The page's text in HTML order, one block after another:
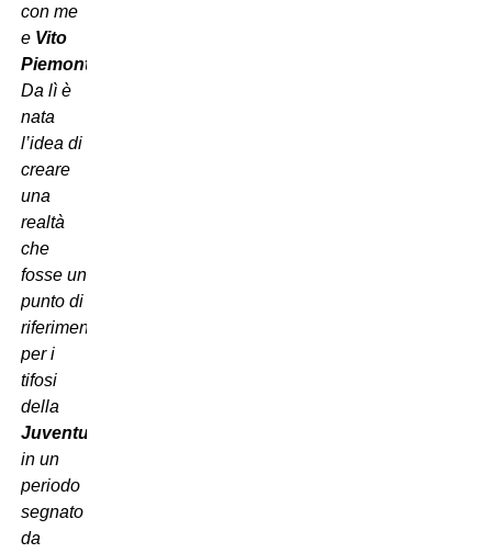
con me
e Vito
Piemonte
Da lì è
nata
l’idea di
creare
una
realtà
che
fosse un
punto di
riferimento
per i
tifosi
della
Juventus
in un
periodo
segnato
da